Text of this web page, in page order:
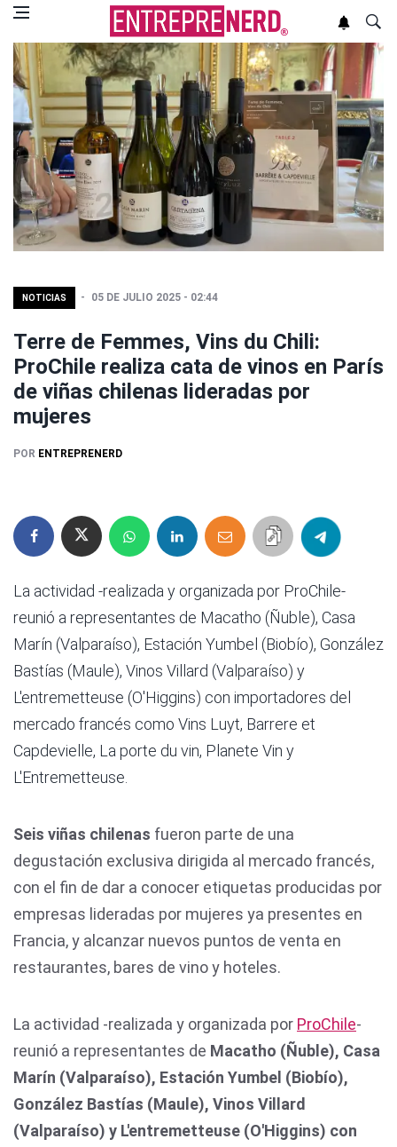
NOTICIAS 05 DE JULIO 2025 - 02:44
Terre de Femmes, Vins du Chili:
ProChile realiza cata de vinos en París
de viñas chilenas lideradas por
mujeres
POR ENTREPRENERD
La actividad -realizada y organizada por ProChile-
reunió a representantes de Macatho (Ñuble), Casa
Marín (Valparaíso), Estación Yumbel (Biobío), González
Bastías (Maule), Vinos Villard (Valparaíso) y
L'entremetteuse (O'Higgins) con importadores del
mercado francés como Vins Luyt, Barrere et
Capdevielle, La porte du vin, Planete Vin y
L'Entremetteuse.
Seis viñas chilenas fueron parte de una
degustación exclusiva dirigida al mercado francés,
con el fin de dar a conocer etiquetas producidas por
empresas lideradas por mujeres ya presentes en
Francia, y alcanzar nuevos puntos de venta en
restaurantes, bares de vino y hoteles.
La actividad -realizada y organizada por ProChile-
reunió a representantes de Macatho (Ñuble), Casa
Marín (Valparaíso), Estación Yumbel (Biobío),
González Bastías (Maule), Vinos Villard
(Valparaíso) y L'entremetteuse (O'Higgins) con